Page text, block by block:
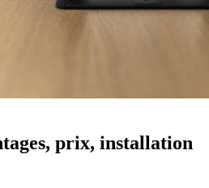
prix, installation